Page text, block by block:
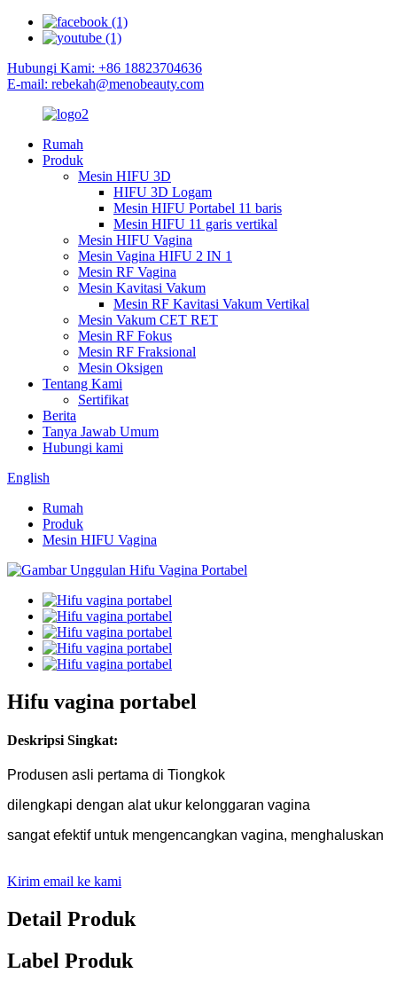
Hubungi Kami: +86 18823704636
E-mail: rebekah@menobeauty.com
Rumah
Produk
Mesin HIFU 3D
HIFU 3D Logam
Mesin HIFU Portabel 11 baris
Mesin HIFU 11 garis vertikal
Mesin HIFU Vagina
Mesin Vagina HIFU 2 IN 1
Mesin RF Vagina
Mesin Kavitasi Vakum
Mesin RF Kavitasi Vakum Vertikal
Mesin Vakum CET RET
Mesin RF Fokus
Mesin RF Fraksional
Mesin Oksigen
Tentang Kami
Sertifikat
Berita
Tanya Jawab Umum
Hubungi kami
English
Rumah
Produk
Mesin HIFU Vagina
Hifu vagina portabel
Deskripsi Singkat:
Produsen asli pertama di Tiongkok
dilengkapi dengan alat ukur kelonggaran vagina
sangat efektif untuk mengencangkan vagina, menghaluskan
Kirim email ke kami
Detail Produk
Label Produk